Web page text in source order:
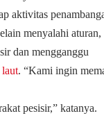
aktivitas
menyalahi
dan mengganggu
laut. “Kami ingin
pesisir,” katanya.